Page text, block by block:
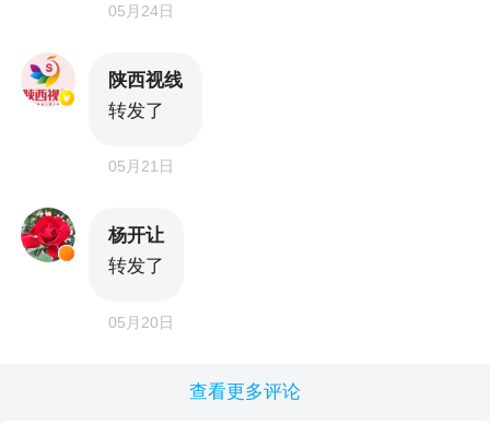
05月24日
陕西视线
转发了
05月21日
杨开让
转发了
05月20日
查看更多评论